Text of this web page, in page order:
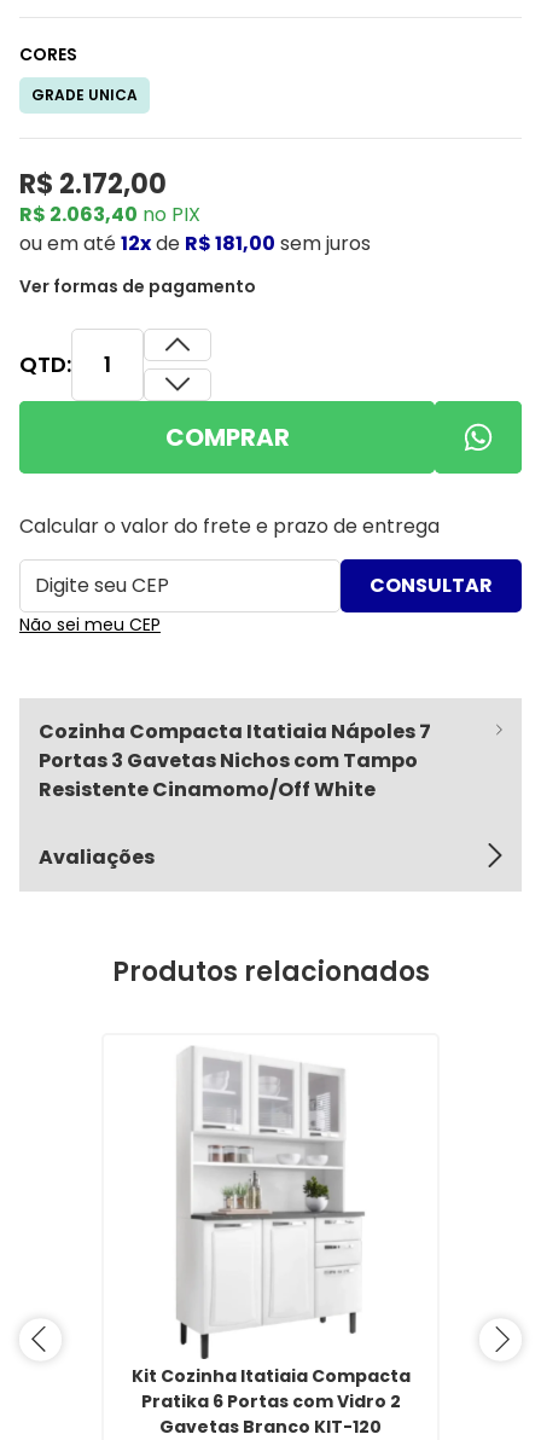
R$ 2.172,00
R$ 2.063,40 no PIX
ouem até12xde R$ 181,00 sem juros
Ver formas de pagamento
CORES
GRADE UNICA
QTD:
COMPRAR
Calcular o valor do frete e prazo de entrega
Não sei meu CEP
Cozinha Compacta Itatiaia Nápoles 7
Portas 3 Gavetas Nichos com Tampo
Resistente Cinamomo/Off White
Avaliações
Produtos relacionados
Kit Cozinha Itatiaia Compacta
Pratika 6 Portas com Vidro 2
Gavetas Branco KIT-120